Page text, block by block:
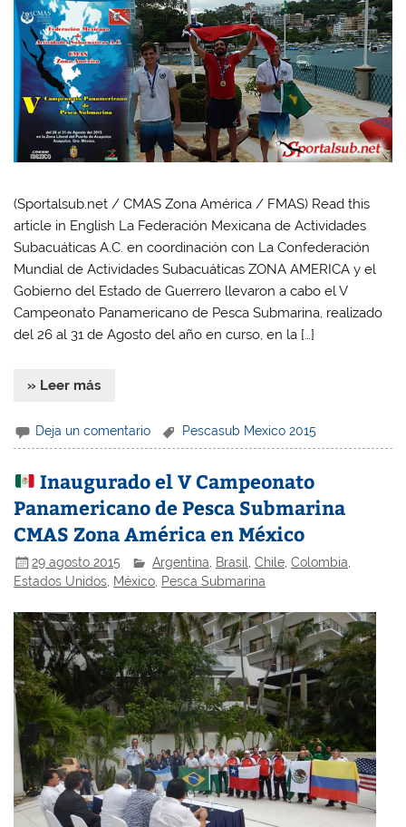
(Sportalsub.net / CMAS Zona América / FMAS) Read this
article in English La Federación Mexicana de Actividades
Subacuáticas A.C. en coordinación con La Confederación
Mundial de Actividades Subacuáticas ZONA AMERICA y el
Gobierno del Estado de Guerrero llevaron a cabo el V
Campeonato Panamericano de Pesca Submarina, realizado
del 26 al 31 de Agosto del año en curso, en la […]
» Leer más
Deja un comentario Pescasub Mexico 2015
Inaugurado el V Campeonato
Panamericano de Pesca Submarina
CMAS Zona América en México
29 agosto 2015 Argentina Brasil ,Chile ,Colombia
Estados Unidos México Pesca Submarina